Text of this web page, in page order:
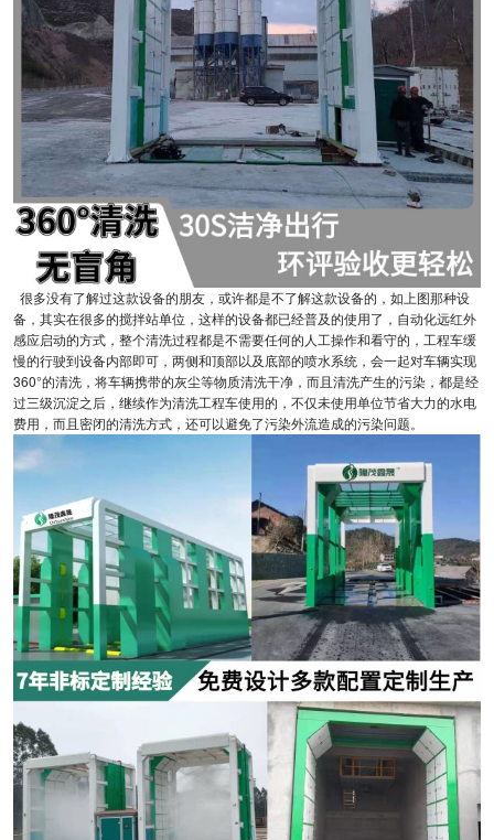
很多没有了解过这款设备的朋友，或许都是不了解这款设备的，如上图那种设
备，其实在很多的搅拌站单位，这样的设备都已经普及的使用了，自动化远红外
感应启动的方式，整个清洗过程都是不需要任何的人工操作和看守的，工程车缓
慢的行驶到设备内部即可，两侧和顶部以及底部的喷水系统，会一起对车辆实现
360°的清洗，将车辆携带的灰尘等物质清洗干净，而且清洗产生的污染，都是经
过三级沉淀之后，继续作为清洗工程车使用的，不仅未使用单位节省大力的水电
费用，而且密闭的清洗方式，还可以避免了污染外流造成的污染问题。